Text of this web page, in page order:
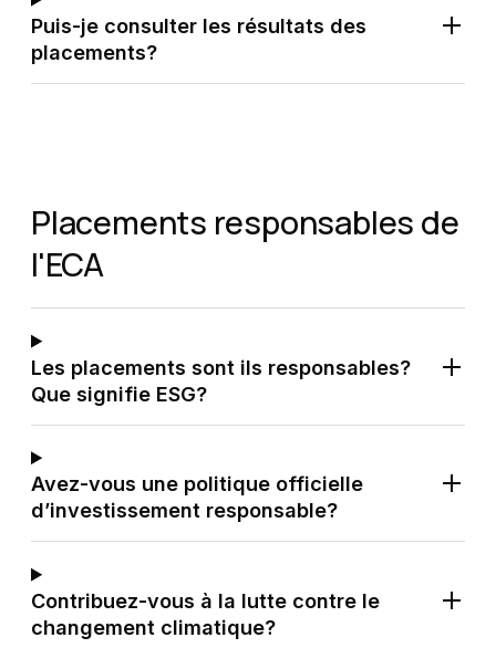
Puis-je consulter les résultats des
placements?
Placements responsables de
l'ECA
Les placements sont ils responsables?
Que signifie ESG?
Avez-vous une politique officielle
d’investissement responsable?
Contribuez-vous à la lutte contre le
changement climatique?